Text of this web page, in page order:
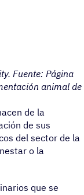
Fuente: Página
animal de
de la
de sus
del sector de la
o la
que se